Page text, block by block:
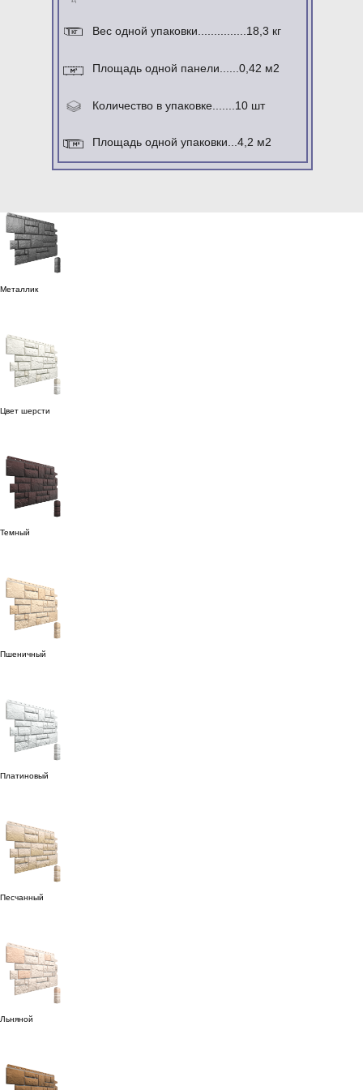
Вес одной упаковки...............18,3 кг
Площадь одной панели......0,42 м2
кг
Площадь одной упаковки...4,2 м2
Количество в упаковке.......10 шт
Металлик
Цвет шерсти
Темный
Пшеничный
Платиновый
Песчанный
Льняной